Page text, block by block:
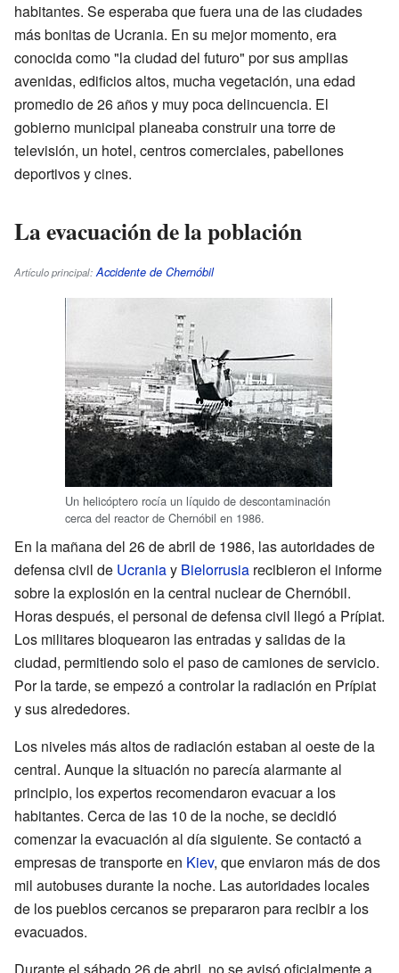
habitantes. Se esperaba que fuera una de las ciudades
más bonitas de Ucrania. En su mejor momento, era
conocida como "la ciudad del futuro" por sus amplias
avenidas, edificios altos, mucha vegetación, una edad
promedio de 26 años y muy poca delincuencia. El
gobierno municipal planeaba construir una torre de
televisión, un hotel, centros comerciales, pabellones
deportivos y cines.
La evacuación de la población
Artículo principal: Accidente de Chernóbil
Un helicóptero rocía un líquido de descontaminación
cerca del reactor de Chernóbil en 1986.
En la mañana del 26 de abril de 1986, las autoridades de
defensa civil de Ucraniay Bielorrusia recibieron el informe
sobre la explosión en la central nuclear de Chernóbil.
Horas después, el personal de defensa civil llegó a Prípiat.
Los militares bloquearon las entradas y salidas de la
ciudad, permitiendo solo el paso de camiones de servicio.
Por la tarde, se empezó a controlar la radiación en Prípiat
y sus alrededores.
Los niveles más altos de radiación estaban al oeste de la
central. Aunque la situación no parecía alarmante al
principio, los expertos recomendaron evacuar a los
habitantes. Cerca de las 10 de la noche, se decidió
comenzar la evacuación al día siguiente. Se contactó a
empresas de transporte en Kiev, que enviaron más de dos
mil autobuses durante la noche. Las autoridades locales
de los pueblos cercanos se prepararon para recibir a los
evacuados.
Durante el sábado 26 de abril, no se avisó oficialmente a